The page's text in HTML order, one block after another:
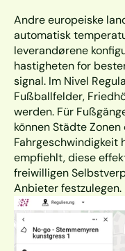
Andre europeiske
automatisk
leverandørene
hastigheten for
signal. Im Nivel
Fußballfelder,
werden. Für
können Städte
Fahrgeschwindigkeit
empfiehlt, diese
freiwilligen
Anbieter festzulegen.